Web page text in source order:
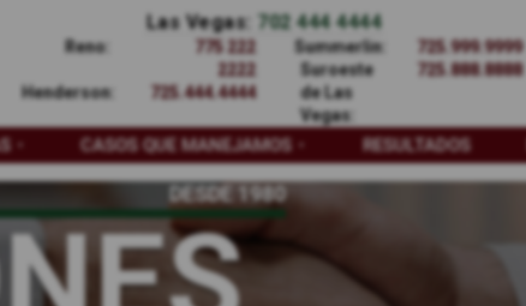
Las Vegas: 702 444 4444
Reno:
775 222
Henderson:
725.444.4444
Summerlin:
725.999.9999
Suroeste
de Las
Vegas:
725.888.8888
CASOS QUE MANEJAMOS RESULTADOS
DESDE 1980